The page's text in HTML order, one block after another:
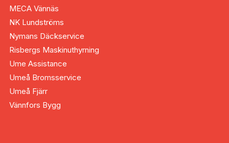
MECA Vännäs
NK Lundströms
Nymans Däckservice
Risbergs Maskinuthyrning
Ume Assistance
Umeå Bromsservice
Umeå Fjärr
Vännfors Bygg